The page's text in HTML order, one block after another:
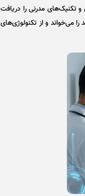
تکنیک‌های مدرنی را دریافت
می‌خواند و از تکنولوژی‌های